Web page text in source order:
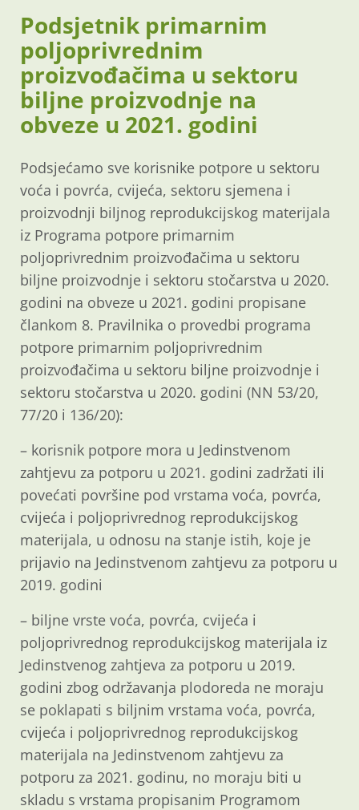
Podsjetnik primarnim
poljoprivrednim
proizvođačima u sektoru
biljne proizvodnje na
obveze u 2021. godini
Podsjećamo sve korisnike potpore u sektoru
voća i povrća, cvijeća, sektoru sjemena i
proizvodnji biljnog reprodukcijskog materijala
iz Programa potpore primarnim
poljoprivrednim proizvođačima u sektoru
biljne proizvodnje i sektoru stočarstva u 2020.
godini na obveze u 2021. godini propisane
člankom 8. Pravilnika o provedbi programa
potpore primarnim poljoprivrednim
proizvođačima u sektoru biljne proizvodnje i
sektoru stočarstva u 2020. godini (NN 53/20,
77/20 i 136/20):
– korisnik potpore mora u Jedinstvenom
zahtjevu za potporu u 2021. godini zadržati ili
povećati površine pod vrstama voća, povrća,
cvijeća i poljoprivrednog reprodukcijskog
materijala, u odnosu na stanje istih, koje je
prijavio na Jedinstvenom zahtjevu za potporu u
2019. godini
– biljne vrste voća, povrća, cvijeća i
poljoprivrednog reprodukcijskog materijala iz
Jedinstvenog zahtjeva za potporu u 2019.
godini zbog održavanja plodoreda ne moraju
se poklapati s biljnim vrstama voća, povrća,
cvijeća i poljoprivrednog reprodukcijskog
materijala na Jedinstvenom zahtjevu za
potporu za 2021. godinu, no moraju biti u
skladu s vrstama propisanim Programom